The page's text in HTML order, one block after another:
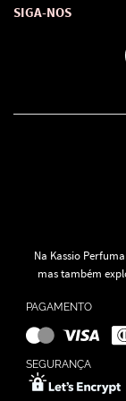
Formas de
Regra de Frete
SIGA-NOS
Na Kassio
mas também
PAGAMENTO
SEGURANÇA